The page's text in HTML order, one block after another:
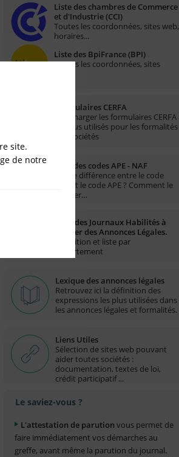
Liste des chambres de Commerce
et d'Industrie (CCI)
Toutes les coordonnées, sites web,
horaires...
Liste des BpiFrance (BPI)
Toutes les coordonnées, sites
Formulaires CERFA
Télécharger les formulaires CERFA
les plus utilisés pour les formalités
des sociétés
Liste des codes APE - NAF
Quelle différence entre le code
NAF et le code APE ? Comment le
trouver…
Liste des Journaux Habilités à
publier des Annonces Légales.
Définition et liste par
département
Lexique des annonces légales
Retrouvez ici la définition des
expressions les plus utilisées dans
les annonces légales et formalités.
Liens Utiles
Sélection de sites web pouvant
aider toutes sociétés :
documentation, textes de loi,
crédit participatif ...
Le saviez-vous ?
L'attestation de parution vous permet de
faire immédiatement vos démarches au
greffe, avant même la parution du journal.
site.
de notre